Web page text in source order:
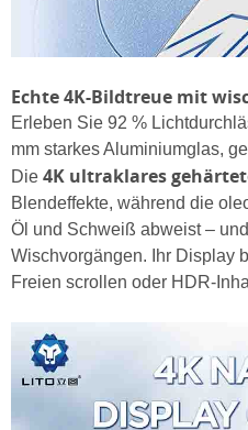
Echte 4K-Bildtreue mit
Erleben Sie 92 %
mm starkes Aluminiumglas,
Die 4K ultraklares
Blendeffekte, während die
Öl und Schweiß abweist –
Wischvorgängen. Ihr Display
Freien scrollen oder HDR-